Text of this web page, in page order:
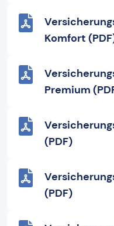
Komfort
Premium
(PDF)
(PDF)